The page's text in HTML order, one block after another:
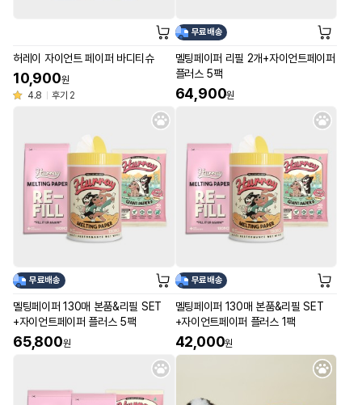
허레이 자이언트 페이퍼 바디티슈
10,900원
4.8
후기 2
무료배송
멜팅페이퍼 리필 2개+자이언트페이퍼
플러스 5팩
64,900원
무료배송
멜팅페이퍼 130매 본품&리필 SET
+자이언트페이퍼 플러스 5팩
65,800원
무료배송
멜팅페이퍼 130매 본품&리필 SET
+자이언트페이퍼 플러스 1팩
42,000원